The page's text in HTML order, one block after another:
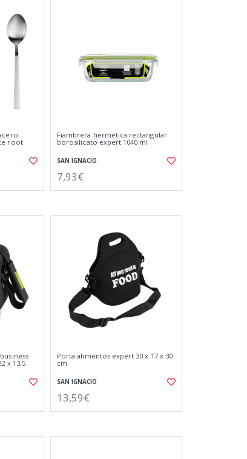
root
Fiambrera hermética rectangular
borosilicato expert 1040 ml
SAN IGNACIO
7,93€
x 13,5
Porta alimentos expert 30 x 17 x 30
cm
SAN IGNACIO
13,59€